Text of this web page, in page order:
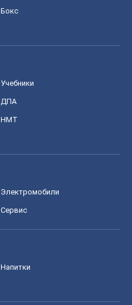
Бокс
Учебники
ДПА
НМТ
Электромобили
Сервис
Напитки